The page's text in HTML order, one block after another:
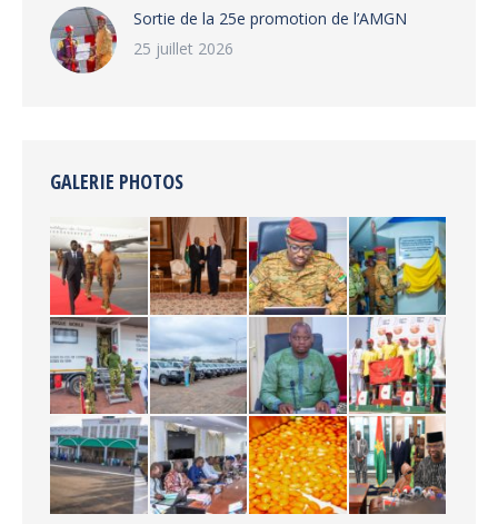
‎Sortie de la 25e promotion de l’AMGN
25 juillet 2026
GALERIE PHOTOS